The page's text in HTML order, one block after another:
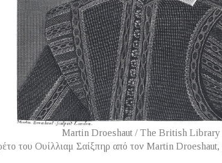
Martin Droeshaut / The British Library
του Ουίλλιαμ Σαίξπηρ από τον Martin Droeshaut,